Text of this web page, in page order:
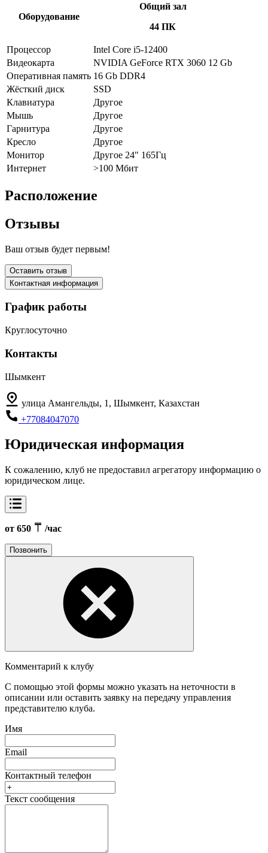
Оборудование
Общий зал
44 ПК
Процессор
Intel Core i5-12400
Видеокарта
NVIDIA GeForce RTX 3060 12 Gb
Оперативная память 16 Gb DDR4
Жёсткий диск
SSD
Клавиатура
Другое
Мышь
Другое
Гарнитура
Другое
Кресло
Другое
Монитор
Другое 24" 165Гц
Интернет
>100 Мбит
Расположение
Отзывы
Ваш отзыв будет первым!
Оставить отзыв
Контактная информация
График работы
Круглосуточно
Контакты
Шымкент
улица Амангельды, 1, Шымкент, Казахстан
+77084047070
Юридическая информация
К сожалению, клуб не предоставил агрегатору информацию о
юридическом лице.
от 650 /час
Позвонить
Комментарий к клубу
С помощью этой формы можно указать на неточности в
описании или оставить заявку на передачу управления
представителю клуба.
Имя
Email
Контактный телефон
Текст сообщения